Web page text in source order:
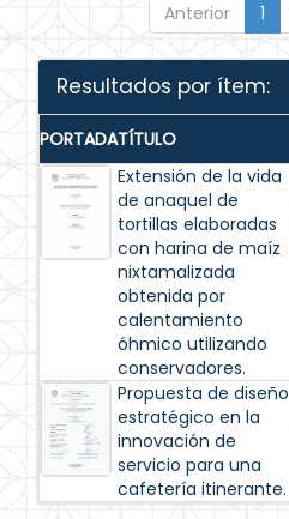
Anterior 1
Resultados por ítem:
PORTADATÍTULO
Extensión de la vida
de anaquel de
tortillas elaboradas
con harina de maíz
nixtamalizada
obtenida por
calentamiento
óhmico utilizando
conservadores.
Propuesta de diseño
estratégico en la
innovación de
servicio para una
cafetería itinerante.